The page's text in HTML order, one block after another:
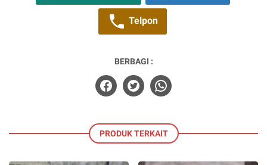
Telpon
BERBAGI :
PRODUK TERKAIT